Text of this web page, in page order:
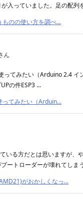
入っていました。足の配列
ものの使い方を調べ...
ん
ってみたい（Arduino 2.4 イ
の件ESP3 ...
ってみたい（Arduin...
いる方だとは思いますが、
ートローダーが壊れてしま
がおかしくなっ...